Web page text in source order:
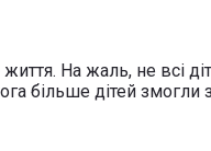
На жаль, не всі
більше дітей змогли